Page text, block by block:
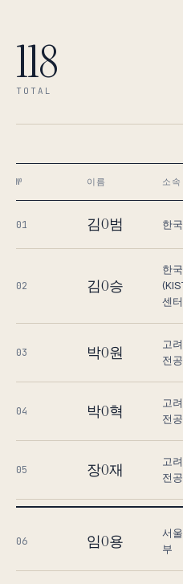
118
TOTAL
№ 이름 소속
01 김O범 한
02 김O승
한
센터
03 박O원
고
전공
04 박O혁
고
전공
05 장O재
고
전공
06 임O용
서
부